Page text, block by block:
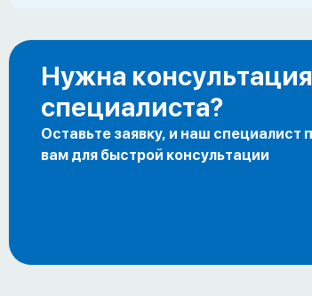
Нужна
специалиста?
Оставьте заявку, и наш специалист
вам для быстрой консультации